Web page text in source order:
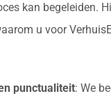
kan begeleiden.
u voor
punctualiteit: We